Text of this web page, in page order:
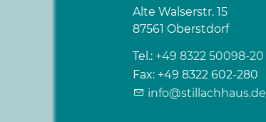
Alte Walserstr. 15
87561 Oberstdorf
Tel.: +49 8322 50098-20
Fax: +49 8322 602-280
info@stillachhaus.de